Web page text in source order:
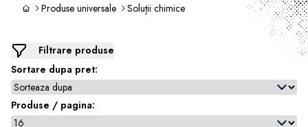
Produse universale Soluții chimice
Filtrare produse
Sortare dupa pret:
Produse / pagina: